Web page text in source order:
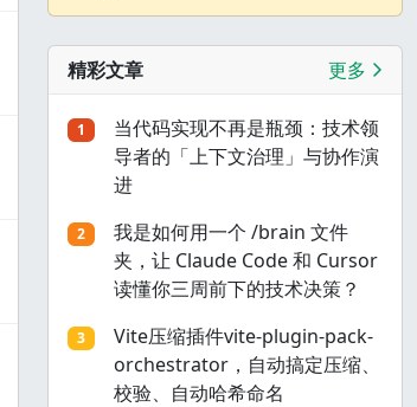
精彩文章 更多
1
当代码实现不再是瓶颈：技术领
导者的「上下文治理」与协作演
进
2
我是如何用一个 /brain 文件
夹，让 Claude Code 和 Cursor
读懂你三周前下的技术决策？
3
Vite压缩插件vite-plugin-pack-
orchestrator，自动搞定压缩、
校验、自动哈希命名